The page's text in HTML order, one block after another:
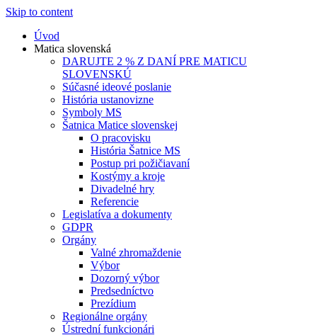
Skip to content
Úvod
Matica slovenská
DARUJTE 2 % Z DANÍ PRE MATICU
SLOVENSKÚ
Súčasné ideové poslanie
História ustanovizne
Symboly MS
Šatnica Matice slovenskej
O pracovisku
História Šatnice MS
Postup pri požičiavaní
Kostýmy a kroje
Divadelné hry
Referencie
Legislatíva a dokumenty
GDPR
Orgány
Valné zhromaždenie
Výbor
Dozorný výbor
Predsedníctvo
Prezídium
Regionálne orgány
Ústrední funkcionári